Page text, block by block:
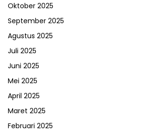
Oktober 2025
September 2025
Agustus 2025
Juli 2025
Juni 2025
Mei 2025
April 2025
Maret 2025
Februari 2025